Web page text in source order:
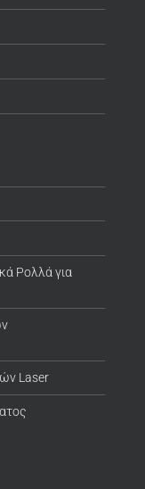
Ρολλά για
Laser